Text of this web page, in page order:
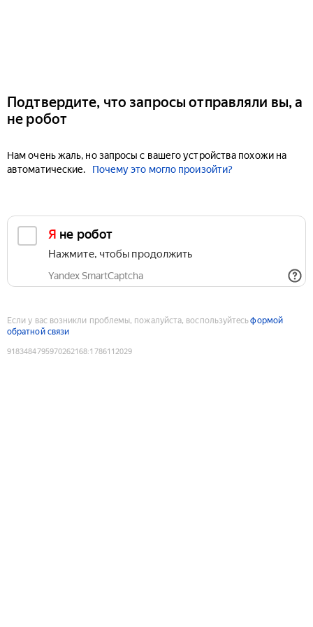
Подтвердите, что запросы отправляли вы, а
не робот
Нам очень жаль, но запросы с вашего устройства похожи на
автоматические.
Почему это могло произойти?
Я не робот
Нажмите, чтобы продолжить
Yandex SmartCaptcha
Если у вас возникли проблемы, пожалуйста, воспользуйтесьформой
обратной связи
9183484795970262168:1786112029